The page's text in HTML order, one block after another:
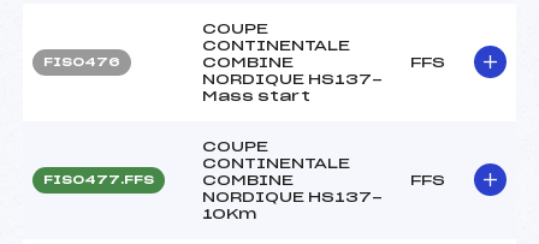
FIS0476
COUPE
CONTINENTALE
COMBINE
NORDIQUE HS137-
Mass start
FFS
FIS0477.FFS
COUPE
CONTINENTALE
COMBINE
NORDIQUE HS137-
10Km
FFS